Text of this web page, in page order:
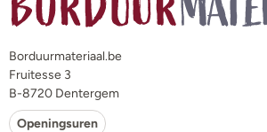
Borduurmateriaal.be
Fruitesse 3
B-8720 Dentergem
Openingsuren